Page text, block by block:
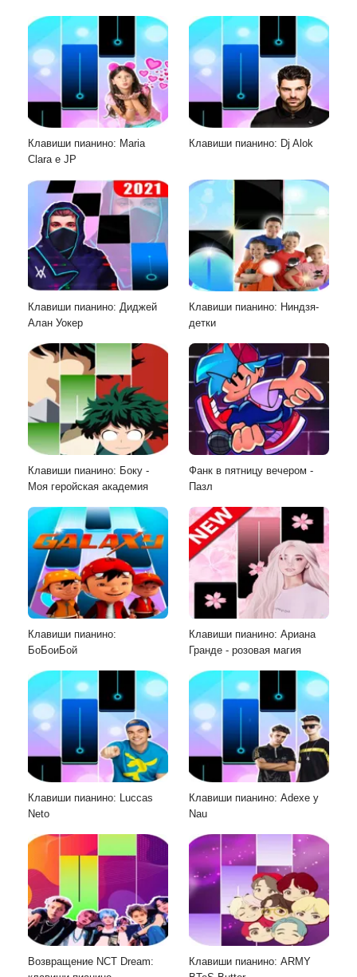
Клавиши пианино: Maria
Clara e JP
Клавиши пианино: Dj Alok
Клавиши пианино: Диджей
Алан Уокер
Клавиши пианино: Ниндзя-
детки
Клавиши пианино: Боку -
Моя геройская академия
Фанк в пятницу вечером -
Пазл
Клавиши пианино:
БоБоиБой
Клавиши пианино: Ариана
Гранде - розовая магия
Клавиши пианино: Luccas
Neto
Клавиши пианино: Adexe y
Nau
Возвращение NCT Dream:
Клавиши пианино: ARMY